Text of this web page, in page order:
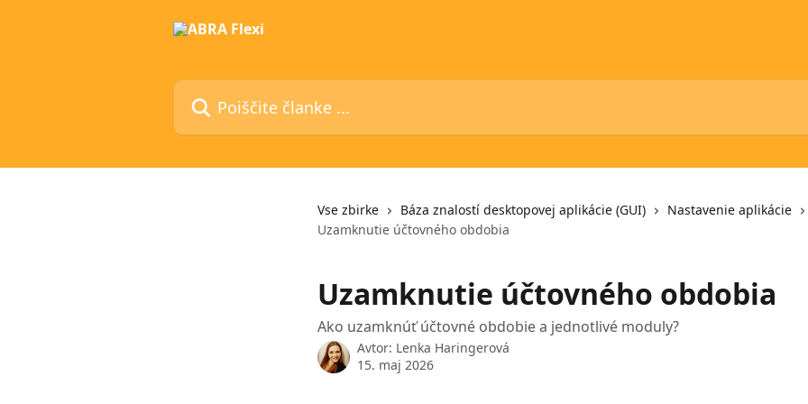
Poiščite članke ...
Vse zbirke Báza znalostí desktopovej aplikácie (GUI)
Nastavenie aplikácie
Uzamknutie účtovného obdobia
Uzamknutie účtovného obdobia
Ako uzamknúť účtovné obdobie a jednotlivé moduly?
Avtor: Lenka Haringerová
15. maj 2026